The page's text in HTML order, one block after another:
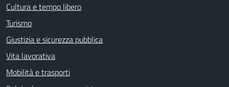
Cultura e tempo libero
Turismo
Giustizia e sicurezza pubblica
Vita lavorativa
Mobilità e trasporti